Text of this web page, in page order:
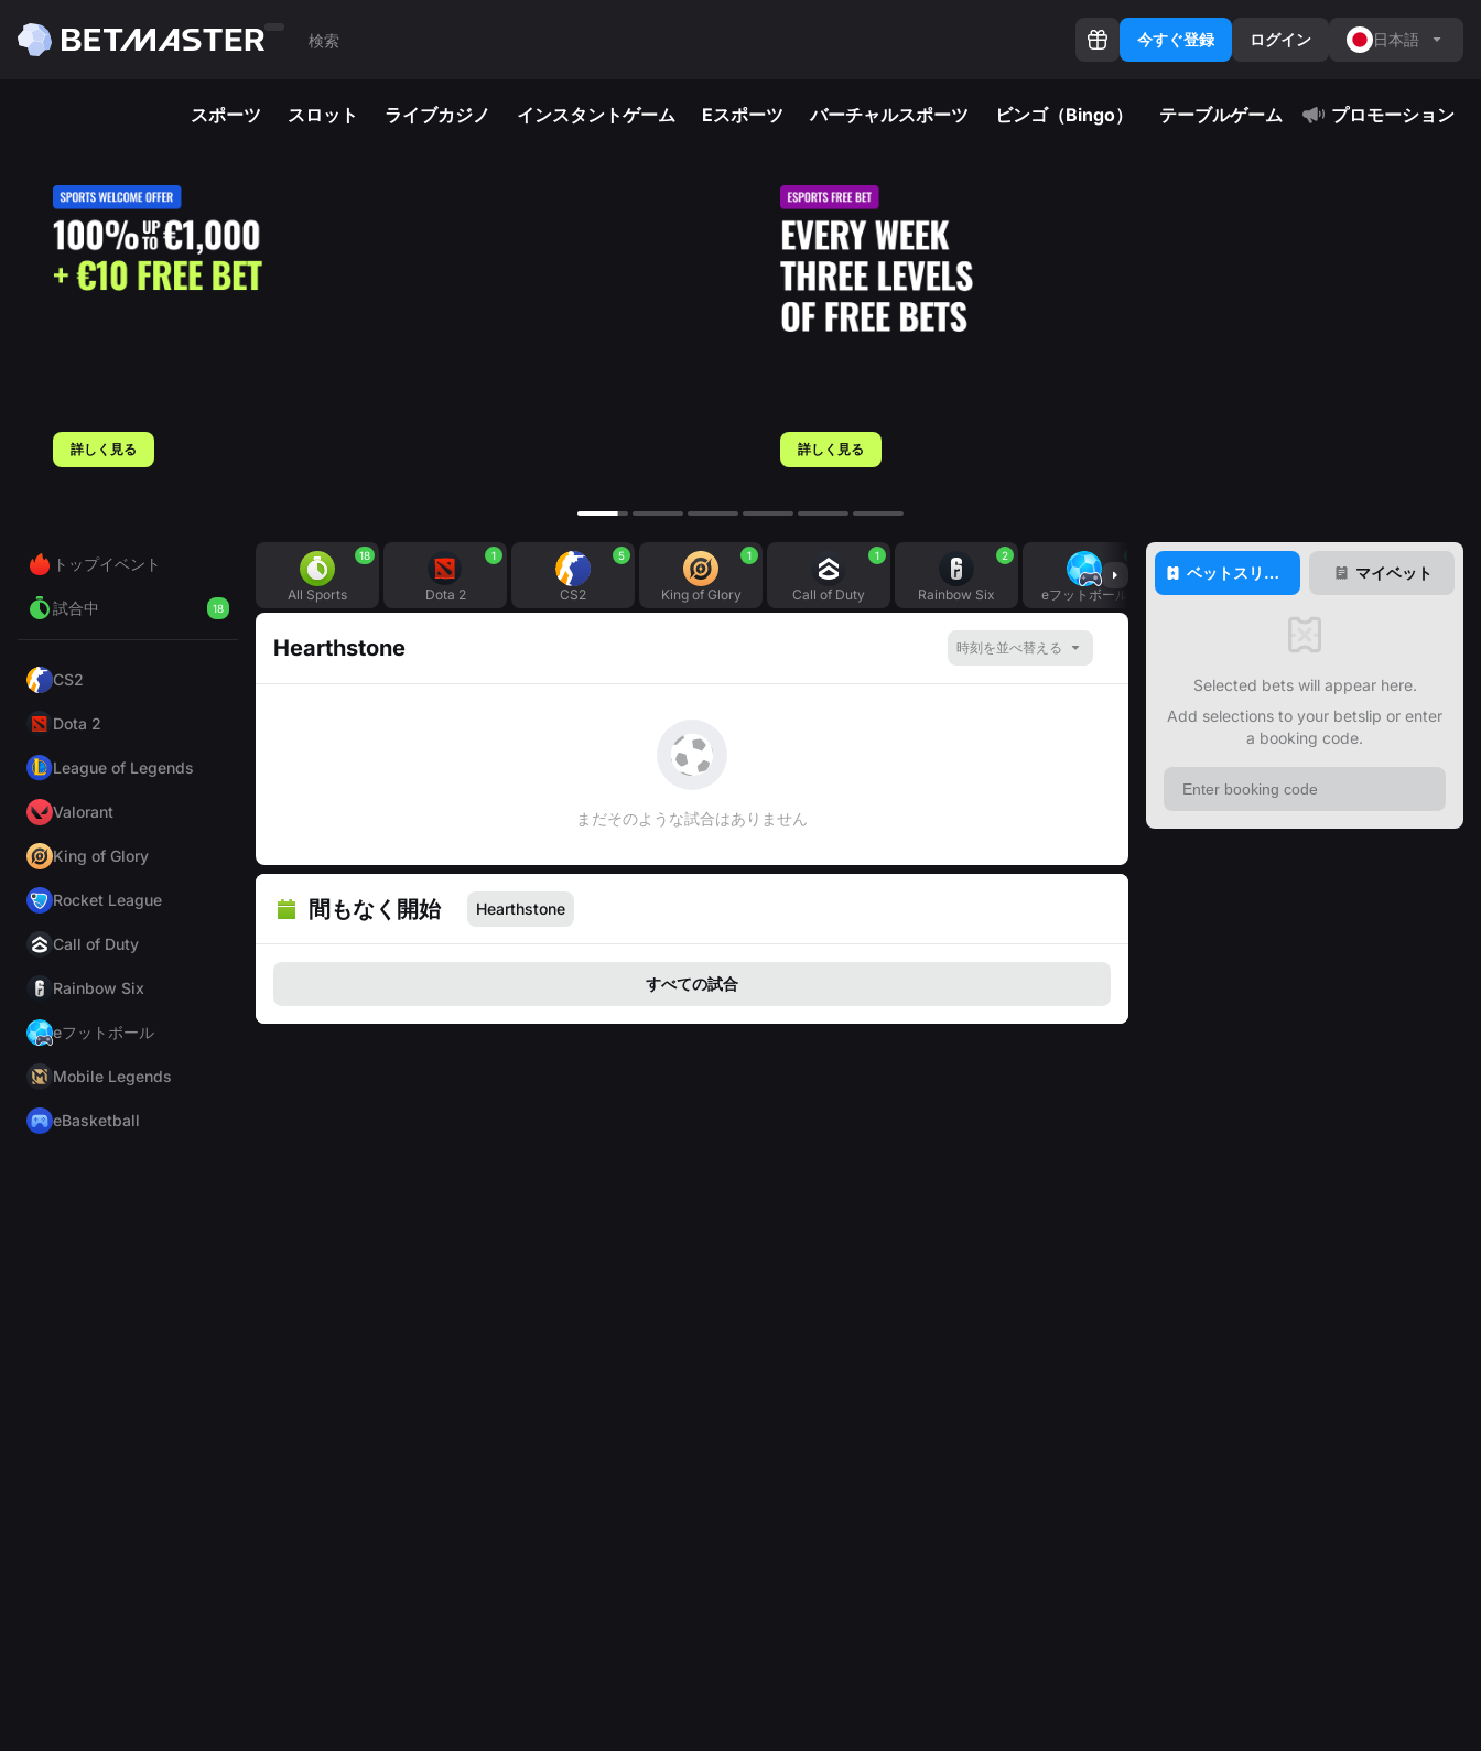
今すぐ登録 ログイン 日本語
スポーツ スロット ライブカジノ インスタントゲーム Eスポーツ バーチャルスポーツ ビンゴ（Bingo） テーブルゲーム プロモーション
詳しく見る 詳しく見る
トップイベント
試合中 18
CS2
Dota 2
League of Legends
Valorant
King of Glory
Rocket League
Call of Duty
Rainbow Six
eフットボール
Mobile Legends
eBasketball
All Sports
18
Dota 2
1
CS2
5
King of Glory
1
Call of Duty
1
Rainbow Six
2
eフットボール Mobile Legends
1
Hearthstone 時刻を並べ替える
まだそのような試合はありません
間もなく開始 Hearthstone
すべての試合
ベットスリッ
プ
マイベット
Selected bets will appear here.
Add selections to your betslip or enter
a booking code.